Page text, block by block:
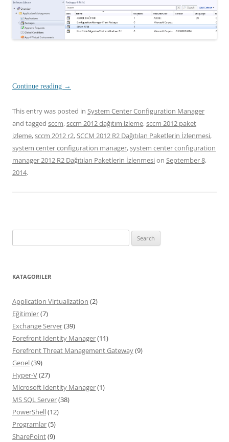
Continue reading →
This entry was posted in System Center Configuration Manager
and tagged sccm,sccm 2012 dağıtım izleme,sccm 2012 paket
izleme,sccm 2012 r2,SCCM 2012 R2 Dağıtılan Paketlerin İzlenmesi,
system center configuration manager,system center configuration
manager 2012 R2 Dağıtılan Paketlerin İzlenmesion September 8,
2014.
for:
KATAGORILER
Application Virtualization (2)
Eğitimler(7)
Exchange Server(39)
Forefront Identity Manager(11)
Forefront Threat Management Gateway(9)
Genel(39)
Hyper-V(27)
Microsoft Identity Manager(1)
MS SQL Server(38)
PowerShell(12)
Programlar(5)
SharePoint(9)